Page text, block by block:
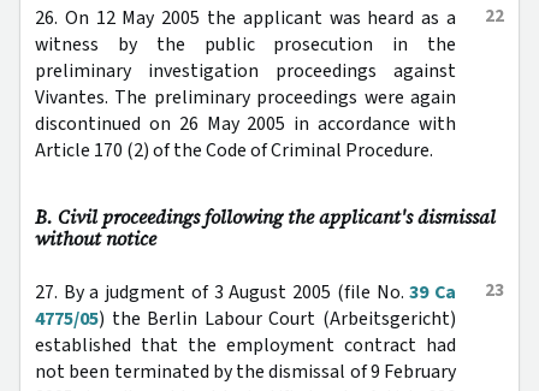
22
26. On 12 May 2005 the applicant was heard as a
witness by the public prosecution in the
preliminary investigation proceedings against
Vivantes. The preliminary proceedings were again
discontinued on 26 May 2005 in accordance with
Article 170 (2) of the Code of Criminal Procedure.
B. Civil proceedings following the applicant's dismissal
without notice
23
27. By a judgment of 3 August 2005 (file No.39 Ca
4775/05) the Berlin Labour Court (Arbeitsgericht)
established that the employment contract had
not been terminated by the dismissal of 9 February